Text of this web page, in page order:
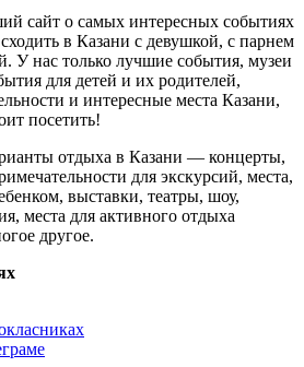
сайт о самых интересных событиях
в Казани с девушкой, с парнем
У нас только лучшие события, музеи
для детей и их родителей,
и интересные места Казани,
посетить!
отдыха в Казани — концерты,
для экскурсий, места,
выставки, театры, шоу,
места для активного отдыха
другое.